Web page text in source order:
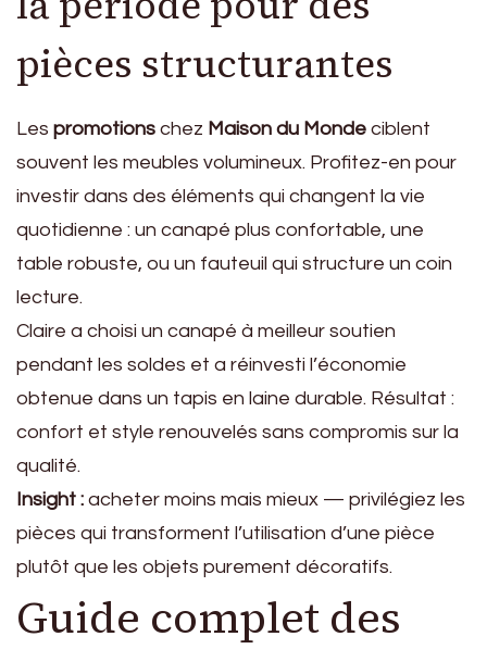
pièces structurantes
Les promotions chez Maison du Monde ciblent
souvent les meubles volumineux. Profitez-en pour
investir dans des éléments qui changent la vie
quotidienne : un canapé plus confortable, une
table robuste, ou un fauteuil qui structure un coin
lecture.
Claire a choisi un canapé à meilleur soutien
pendant les soldes et a réinvesti l’économie
obtenue dans un tapis en laine durable. Résultat :
confort et style renouvelés sans compromis sur la
qualité.
Insight : acheter moins mais mieux — privilégiez les
pièces qui transforment l’utilisation d’une pièce
plutôt que les objets purement décoratifs.
Guide complet des